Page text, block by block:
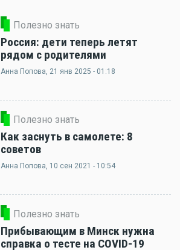
Полезно знать
Россия: дети теперь летят
рядом с родителями
Анна Попова, 21 янв 2025 - 01:18
Полезно знать
Как заснуть в самолете: 8
советов
Анна Попова, 10 сен 2021 - 10:54
Полезно знать
Прибывающим в Минск нужна
справка о тесте на COVID-19